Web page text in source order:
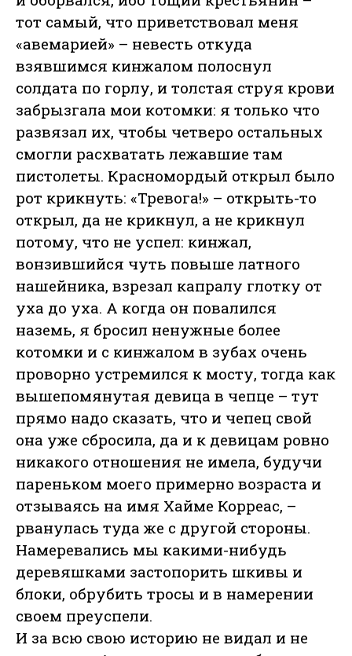
тот самый, что приветствовал меня
«авемарией» – невесть откуда
взявшимся кинжалом полоснул
солдата по горлу, и толстая струя крови
забрызгала мои котомки: я только что
развязал их, чтобы четверо остальных
смогли расхватать лежавшие там
пистолеты. Красномордый открыл было
рот крикнуть: «Тревога!» – открыть-то
открыл, да не крикнул, а не крикнул
потому, что не успел: кинжал,
вонзившийся чуть повыше латного
нашейника, взрезал капралу глотку от
уха до уха. А когда он повалился
наземь, я бросил ненужные более
котомки и с кинжалом в зубах очень
проворно устремился к мосту, тогда как
вышепомянутая девица в чепце – тут
прямо надо сказать, что и чепец свой
она уже сбросила, да и к девицам ровно
никакого отношения не имела, будучи
пареньком моего примерно возраста и
отзываясь на имя Хайме Корреас, –
рванулась туда же с другой стороны.
Намеревались мы какими-нибудь
деревяшками застопорить шкивы и
блоки, обрубить тросы и в намерении
своем преуспели.
И за всю свою историю не видал и не